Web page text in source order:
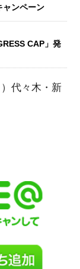
ャンペーン
CAP」発
代々木・新